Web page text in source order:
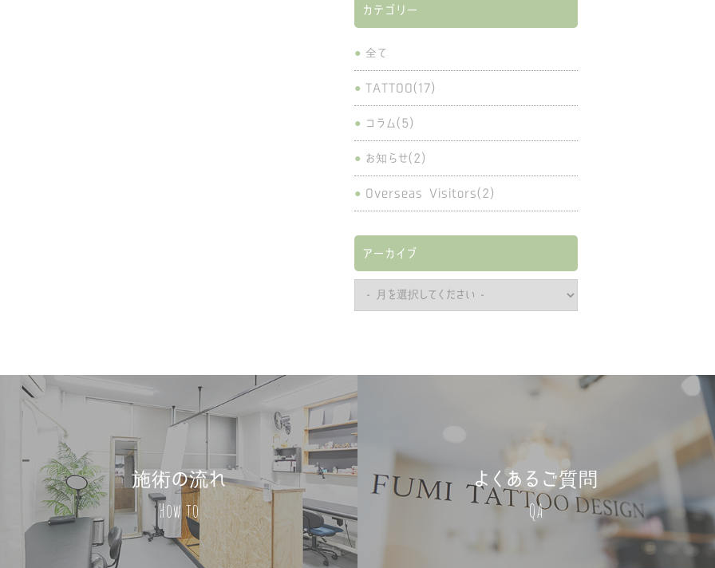
カテゴリー
全て
TATTOO(17)
コラム(5)
お知らせ(2)
Overseas Visitors(2)
アーカイブ
施術の流れ
How to
よくあるご質問
QA